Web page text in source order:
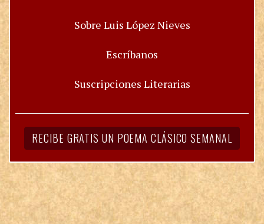
Sobre Luis López Nieves
Escríbanos
Suscripciones Literarias
RECIBE GRATIS UN POEMA CLÁSICO SEMANAL